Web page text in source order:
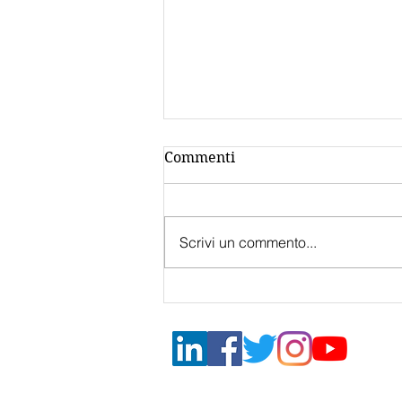
2022 Mantova Contributi
fondo perduto 50%
Commenti
Scrivi un commento...